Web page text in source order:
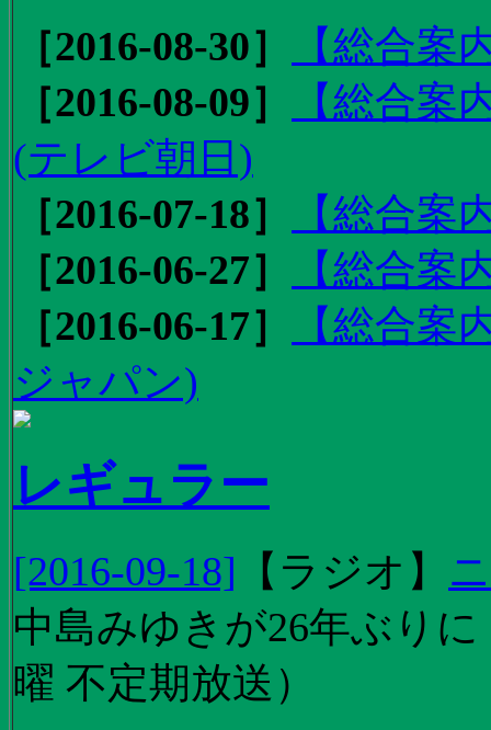
［2016-08-30］
【総合
［2016-08-09］
【総合
(テレビ朝日)
［2016-07-18］
【総合案
［2016-06-27］
【総合案
［2016-06-17］
【総合
ジャパン)
レギュラー
[2016-09-18] 【 ラジオ 】
中島みゆきが26年ぶり
曜 不定期放送）